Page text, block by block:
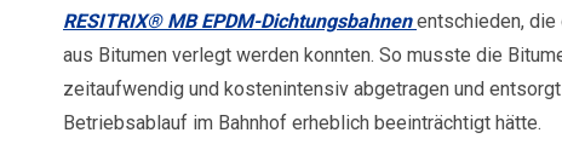
RESITRIX® MB EPDM-Dichtungsbahnen entschieden,
aus Bitumen verlegt werden konnten. So musste die
zeitaufwendig und kostenintensiv abgetragen und
Betriebsablauf im Bahnhof erheblich beeinträchtigt hätte.